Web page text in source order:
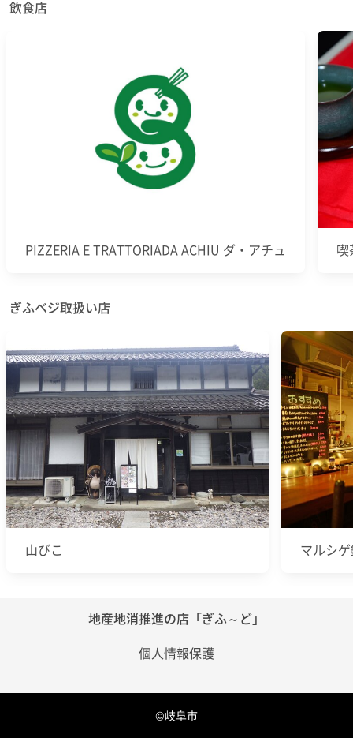
飲食店
PIZZERIA E TRATTORIADA ACHIU ダ・アチュ 喫
ぎふベジ取扱い店
山びこ マルシ
地産地消推進の店「ぎふ～ど」
個人情報保護
©岐阜市